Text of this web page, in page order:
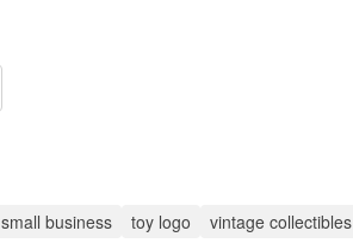
business toy logo
vintage collectibles